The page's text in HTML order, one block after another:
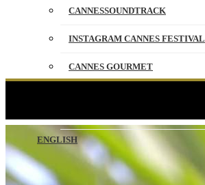
CANNESSOUNDTRACK
INSTAGRAM CANNES FESTIVAL
CANNES GOURMET
ENGLISH